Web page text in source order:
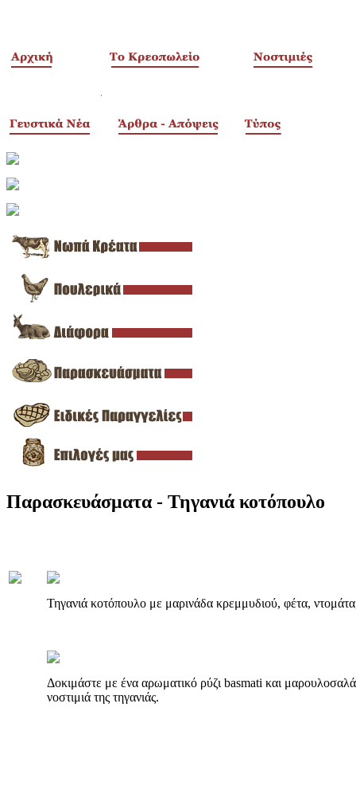
Παρασκευάσματα - Τηγανιά κοτόπουλο
Τηγανιά κοτόπουλο με μαρινάδα κρεμμυδιού, φέτα, ντομάτα,
Δοκιμάστε με ένα αρωματικό ρύζι basmati και
νοστιμιά της τηγανιάς.